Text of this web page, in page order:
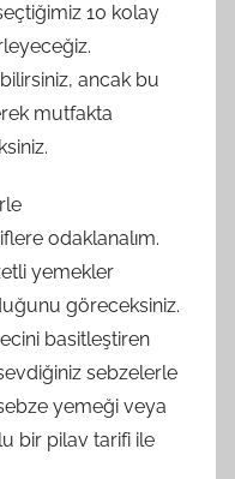
10 kolay
ancak bu
mutfakta
odaklanalım.
yemekler
göreceksiniz.
basitleştiren
sebzelerle
yemeği veya
bir pilav tarifi ile